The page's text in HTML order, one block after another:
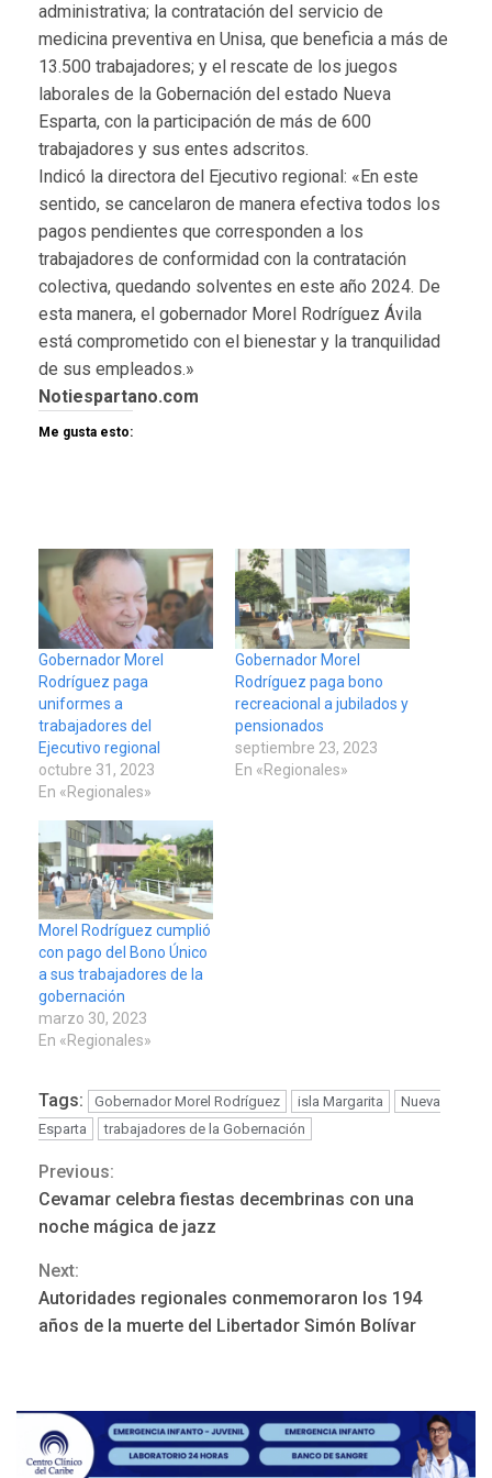
administrativa; la contratación del servicio de
medicina preventiva en Unisa, que beneficia a más de
13.500 trabajadores; y el rescate de los juegos
laborales de la Gobernación del estado Nueva
Esparta, con la participación de más de 600
trabajadores y sus entes adscritos.
Indicó la directora del Ejecutivo regional: «En este
sentido, se cancelaron de manera efectiva todos los
pagos pendientes que corresponden a los
trabajadores de conformidad con la contratación
colectiva, quedando solventes en este año 2024. De
esta manera, el gobernador Morel Rodríguez Ávila
está comprometido con el bienestar y la tranquilidad
de sus empleados.»
Notiespartano.com
Me gusta esto:
Gobernador Morel
Rodríguez paga
uniformes a
trabajadores del
Ejecutivo regional
octubre 31, 2023
En «Regionales»
Gobernador Morel
Rodríguez paga bono
recreacional a jubilados y
pensionados
septiembre 23, 2023
En «Regionales»
Morel Rodríguez cumplió
con pago del Bono Único
a sus trabajadores de la
gobernación
marzo 30, 2023
En «Regionales»
Tags: Gobernador Morel Rodríguez isla Margarita
Nueva
Esparta
trabajadores de la Gobernación
Continue
Reading
Previous:
Cevamar celebra fiestas decembrinas con una
noche mágica de jazz
Next:
Autoridades regionales conmemoraron los 194
años de la muerte del Libertador Simón Bolívar
Funsone benefició a 46
personas con la entrega de
REGIONALES ÚLTIMA HORA
La falta de agua pueden
REGIONALES ÚLTIMA HORA